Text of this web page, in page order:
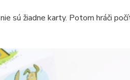
sú žiadne karty. Potom hráči